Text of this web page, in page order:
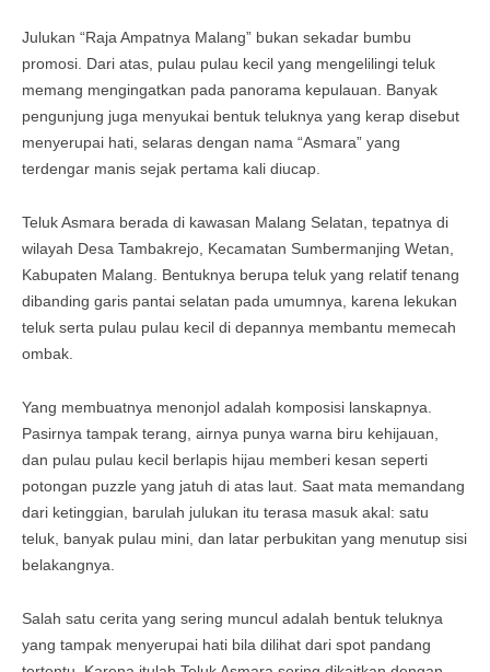
Julukan “Raja Ampatnya Malang” bukan sekadar bumbu
promosi. Dari atas, pulau pulau kecil yang mengelilingi teluk
memang mengingatkan pada panorama kepulauan. Banyak
pengunjung juga menyukai bentuk teluknya yang kerap disebut
menyerupai hati, selaras dengan nama “Asmara” yang
terdengar manis sejak pertama kali diucap.
Teluk Asmara berada di kawasan Malang Selatan, tepatnya di
wilayah Desa Tambakrejo, Kecamatan Sumbermanjing Wetan,
Kabupaten Malang. Bentuknya berupa teluk yang relatif tenang
dibanding garis pantai selatan pada umumnya, karena lekukan
teluk serta pulau pulau kecil di depannya membantu memecah
ombak.
Yang membuatnya menonjol adalah komposisi lanskapnya.
Pasirnya tampak terang, airnya punya warna biru kehijauan,
dan pulau pulau kecil berlapis hijau memberi kesan seperti
potongan puzzle yang jatuh di atas laut. Saat mata memandang
dari ketinggian, barulah julukan itu terasa masuk akal: satu
teluk, banyak pulau mini, dan latar perbukitan yang menutup sisi
belakangnya.
Salah satu cerita yang sering muncul adalah bentuk teluknya
yang tampak menyerupai hati bila dilihat dari spot pandang